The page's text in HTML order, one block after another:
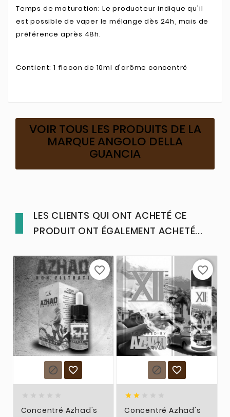
Temps de maturation: Le producteur indique qu'il
est possible de vaper le mélange dès 24h, mais de
préférence après 48h.
Contient: 1 flacon de 10ml d'arôme concentré
VOIR TOUS LES PRODUITS DE LA
MARQUE ANGOLO DELLA
GUANCIA
LES CLIENTS QUI ONT ACHETÉ CE
PRODUIT ONT ÉGALEMENT ACHETÉ...
 
Concentré Azhad's
favorite_border
 
 
Concentré Azhad's
favorite_border